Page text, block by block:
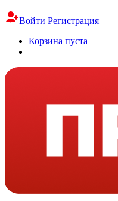
Войти Регистрация
Корзина пуста